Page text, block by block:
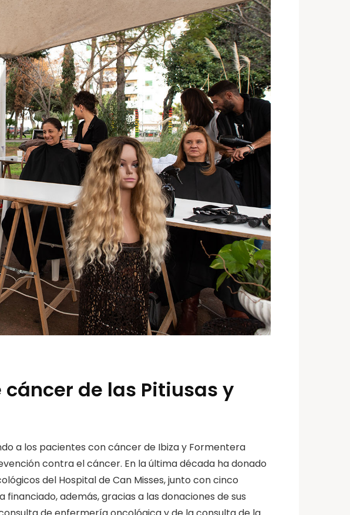
cáncer de las Pitiusas y
a los pacientes con cáncer de Ibiza y Formentera
contra el cáncer. En la última década ha donado
del Hospital de Can Misses, junto con cinco
además, gracias a las donaciones de sus